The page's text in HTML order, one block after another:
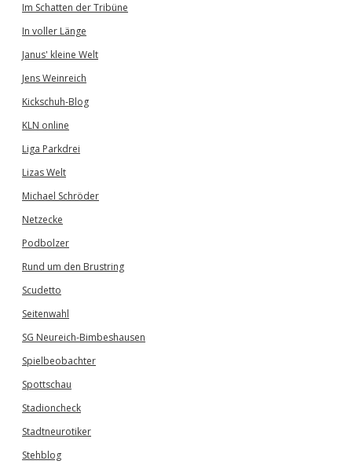
Im Schatten der Tribüne
In voller Länge
Janus' kleine Welt
Jens Weinreich
Kickschuh-Blog
KLN online
Liga Parkdrei
Lizas Welt
Michael Schröder
Netzecke
Podbolzer
Rund um den Brustring
Scudetto
Seitenwahl
SG Neureich-Bimbeshausen
Spielbeobachter
Spottschau
Stadioncheck
Stadtneurotiker
Stehblog